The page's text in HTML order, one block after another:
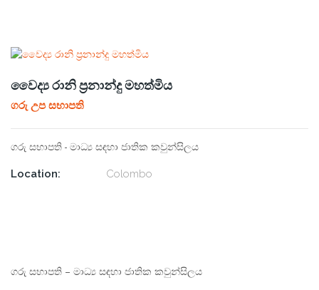
‎වෛද්‍ය රානි ප්‍රනාන්දු මහත්මිය
ගරු උප සභාපති
ගරු සභාපති - මාධ්‍ය සඳහා ජාතික කවුන්සිලය
Location: Colombo
ගරු සභාපති – මාධ්‍ය සඳහා ජාතික කවුන්සිලය